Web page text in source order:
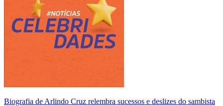
Biografia de Arlindo Cruz relembra sucessos e deslizes do sambista